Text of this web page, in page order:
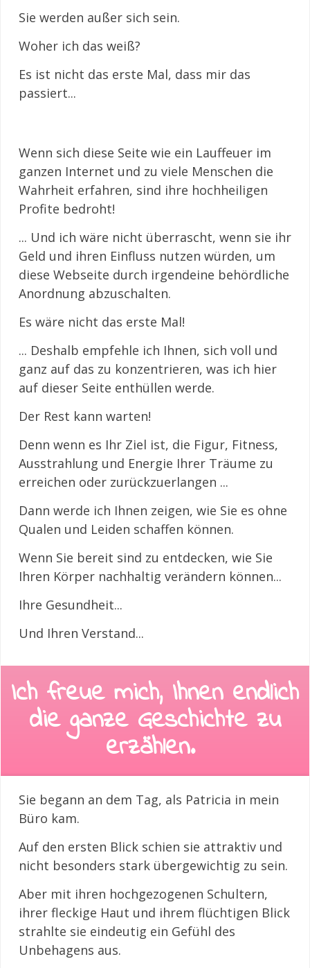
Sie werden außer sich sein.
Woher ich das weiß?
Es ist nicht das erste Mal, dass mir das
passiert...
Wenn sich diese Seite wie ein Lauffeuer im
ganzen Internet und zu viele Menschen die
Wahrheit erfahren, sind ihre hochheiligen
Profite bedroht!
... Und ich wäre nicht überrascht, wenn sie ihr
Geld und ihren Einfluss nutzen würden, um
diese Webseite durch irgendeine behördliche
Anordnung abzuschalten.
Es wäre nicht das erste Mal!
... Deshalb empfehle ich Ihnen, sich voll und
ganz auf das zu konzentrieren, was ich hier
auf dieser Seite enthüllen werde.
Der Rest kann warten!
Denn wenn es Ihr Ziel ist, die Figur, Fitness,
Ausstrahlung und Energie Ihrer Träume zu
erreichen oder zurückzuerlangen ...
Dann werde ich Ihnen zeigen, wie Sie es ohne
Qualen und Leiden schaffen können.
Wenn Sie bereit sind zu entdecken, wie Sie
Ihren Körper nachhaltig verändern können...
Ihre Gesundheit...
Und Ihren Verstand...
Ich freue mich, Ihnen endlich
die ganze Geschichte zu
erzählen.
Sie begann an dem Tag, als Patricia in mein
Büro kam.
Auf den ersten Blick schien sie attraktiv und
nicht besonders stark übergewichtig zu sein.
Aber mit ihren hochgezogenen Schultern,
ihrer fleckige Haut und ihrem flüchtigen Blick
strahlte sie eindeutig ein Gefühl des
Unbehagens aus.